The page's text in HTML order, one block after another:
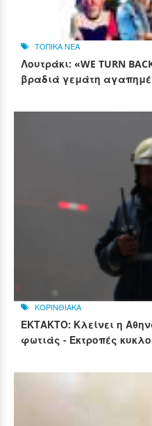
ΤΟΠΙΚΑ ΝΕΑ
Λουτράκι: «WE TURN
βραδιά γεμάτη
ΚΟΡΙΝΘΙΑΚΑ
ΕΚΤΑΚΤΟ: Κλείνει η
φωτιάς - Εκτροπές